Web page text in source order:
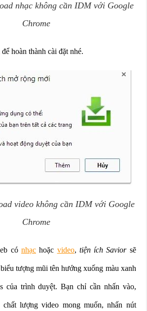
nhạc không cần IDM với Google
Chrome
để hoàn thành cài đặt nhé.
video không cần IDM với Google
Chrome
có nhạc hoặc video, tiện ích Saviorsẽ
tượng mũi tên hướng xuống màu xanh
của trình duyệt. Bạn chỉ cần nhấn vào,
lượng video mong muốn, nhấn nút